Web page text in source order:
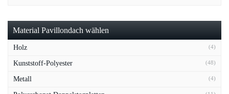
Material Pavillondach wählen
Holz (4)
Kunststoff-Polyester (48)
Metall (4)